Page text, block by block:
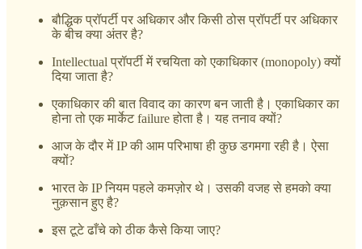
बौद्धिक प्रॉपर्टी पर अधिकार और किसी ठोस प्रॉपर्टी पर अधिकार
के बीच क्या अंतर है?
Intellectual प्रॉपर्टी में रचयिता को एकाधिकार (monopoly) क्यों
दिया जाता है?
एकाधिकार की बात विवाद का कारण बन जाती है। एकाधिकार का
होना तो एक मार्केट failure होता है। यह तनाव क्यों?
आज के दौर में IP की आम परिभाषा ही कुछ डगमगा रही है। ऐसा
क्यों?
भारत के IP नियम पहले कमज़ोर थे। उसकी वजह से हमको क्या
नुक़सान हुए है?
इस टूटे ढाँचे को ठीक कैसे किया जाए?